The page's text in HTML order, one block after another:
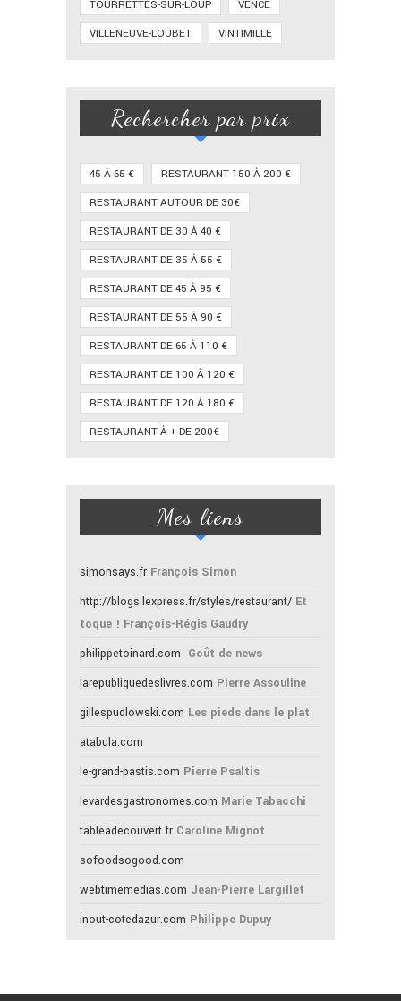
TOURRETTES-SUR-LOUP
VENCE
VILLENEUVE-LOUBET
VINTIMILLE
Rechercher par prix
45 À 65 €
RESTAURANT 150 À 200 €
RESTAURANT AUTOUR DE 30€
RESTAURANT DE 30 À 40 €
RESTAURANT DE 35 À 55 €
RESTAURANT DE 45 À 95 €
RESTAURANT DE 55 À 90 €
RESTAURANT DE 65 À 110 €
RESTAURANT DE 100 À 120 €
RESTAURANT DE 120 À 180 €
RESTAURANT À + DE 200€
Mes liens
simonsays.fr François Simon
http://blogs.lexpress.fr/styles/restaurant/ Et
toque ! François-Régis Gaudry
philippetoinard.com Goût de news
larepubliquedeslivres.com Pierre Assouline
gillespudlowski.com Les pieds dans le plat
atabula.com
le-grand-pastis.com Pierre Psaltis
levardesgastronomes.com Marie Tabacchi
tableadecouvert.fr Caroline Mignot
sofoodsogood.com
webtimemedias.com Jean-Pierre Largillet
inout-cotedazur.com Philippe Dupuy